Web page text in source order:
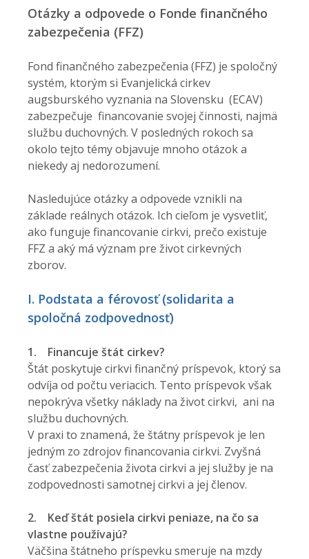
Otázky a odpovede o Fonde finančného
zabezpečenia (FFZ)
Fond finančného zabezpečenia (FFZ) je spoločný
systém, ktorým si Evanjelická cirkev
augsburského vyznania na Slovensku (ECAV)
zabezpečuje financovanie svojej činnosti, najmä
službu duchovných. V posledných rokoch sa
okolo tejto témy objavuje mnoho otázok a
niekedy aj nedorozumení.
Nasledujúce otázky a odpovede vznikli na
základe reálnych otázok. Ich cieľom je vysvetliť,
ako funguje financovanie cirkvi, prečo existuje
FFZ a aký má význam pre život cirkevných
zborov.
I. Podstata a férovosť (solidarita a
spoločná zodpovednosť)
1.
Financuje štát cirkev?
Štát poskytuje cirkvi finančný príspevok, ktorý sa
odvíja od počtu veriacich. Tento príspevok však
nepokrýva všetky náklady na život cirkvi, ani na
službu duchovných.
V praxi to znamená, že štátny príspevok je len
jedným zo zdrojov financovania cirkvi. Zvyšná
časť zabezpečenia života cirkvi a jej služby je na
zodpovednosti samotnej cirkvi a jej členov.
2.
Keď štát posiela cirkvi peniaze, na čo sa
vlastne používajú?
Väčšina štátneho príspevku smeruje na mzdy